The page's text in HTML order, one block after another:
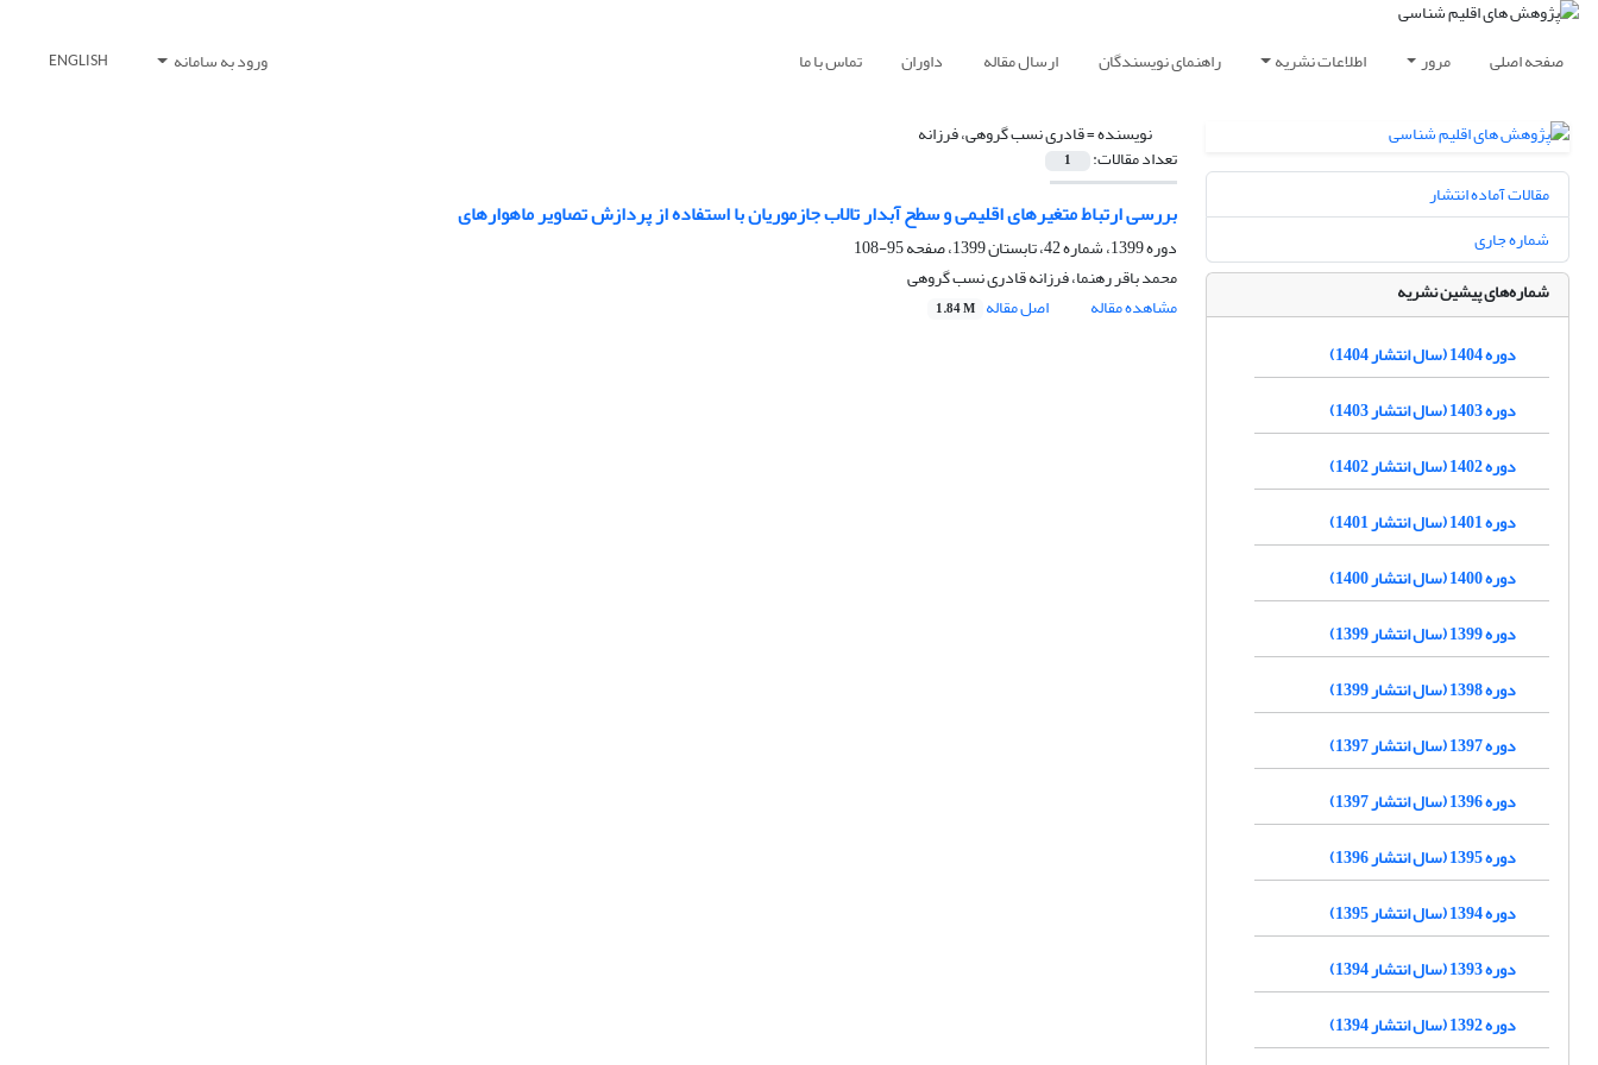
صفحه اصلی مرور اطلاعات نشریه راهنمای نویسندگان ارسال مقاله داوران تماس با ما ورود به سامانه ENGLISH
نویسنده =قادری نسب گروهی، فرزانه
تعداد مقالات: 1
بررسی ارتباط متغیرهای اقلیمی و سطح آبدار تالاب جازموریان با استفاده از پردازش تصاویر ماهواره‏ای
دوره 1399، شماره 42، تابستان 1399، صفحه
95-108
محمد باقر رهنما، فرزانه قادری نسب گروهی
مشاهده مقاله
اصل مقاله 1.84 M
مقالات آماده انتشار
شماره جاری
شماره‌های پیشین نشریه
دوره 1404 (سال انتشار 1404)
دوره 1403 (سال انتشار 1403)
دوره 1402 (سال انتشار 1402)
دوره 1401 (سال انتشار 1401)
دوره 1400 (سال انتشار 1400)
دوره 1399 (سال انتشار 1399)
دوره 1398 (سال انتشار 1399)
دوره 1397 (سال انتشار 1397)
دوره 1396 (سال انتشار 1397)
دوره 1395 (سال انتشار 1396)
دوره 1394 (سال انتشار 1395)
دوره 1393 (سال انتشار 1394)
دوره 1392 (سال انتشار 1394)